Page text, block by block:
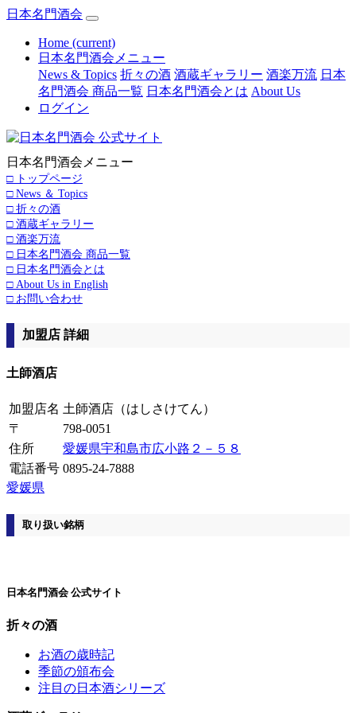
日本名門酒会
Home (current)
日本名門酒会メニュー
News & Topics 折々の酒 酒蔵ギャラリー 酒楽万流 日本
名門酒会 商品一覧 日本名門酒会とは About Us
ログイン
日本名門酒会メニュー
□ トップページ
□ News ＆ Topics
□ 折々の酒
□ 酒蔵ギャラリー
□ 酒楽万流
□ 日本名門酒会 商品一覧
□ 日本名門酒会とは
□ About Us in English
□ お問い合わせ
加盟店 詳細
土師酒店
加盟店名 土師酒店 （はしさけてん）
〒
798-0051
住所
愛媛県宇和島市広小路２－５８
電話番号 0895-24-7888
愛媛県
取り扱い銘柄
日本名門酒会 公式サイト
折々の酒
お酒の歳時記
季節の頒布会
注目の日本酒シリーズ